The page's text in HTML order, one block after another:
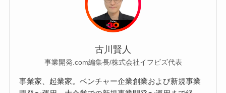
古川賢人
事業開発.com編集長/株式会社イフビズ代表
事業家、起業家。ベンチャー企業創業および新規事業